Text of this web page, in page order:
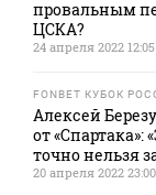
провальным
ЦСКА?
24 апреля 2022 12:05
FONBET КУБОК
Алексей
от
точно нельзя
20 апреля 2022 23:00